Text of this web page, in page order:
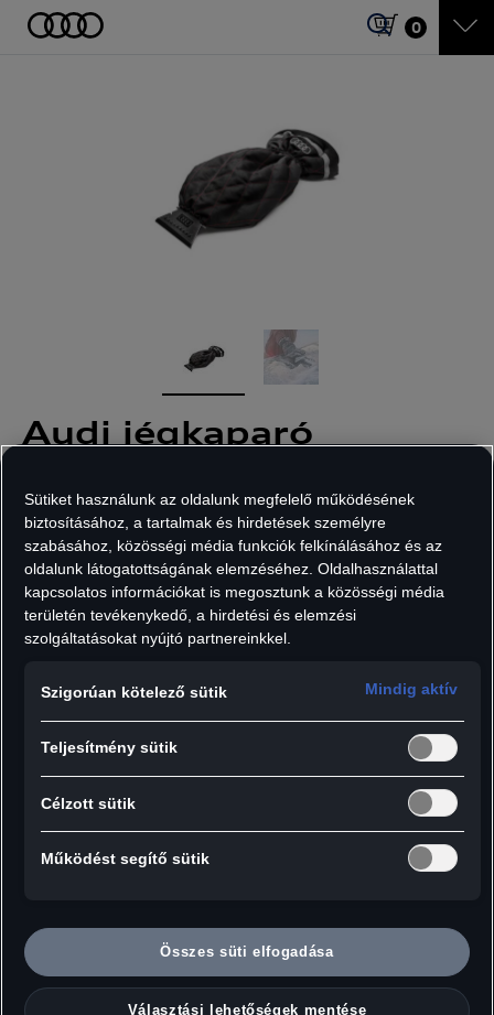
0
Audi jégkaparó
Cikkszám: 80A096010D
5 991Ft
Áfát tartalmaz, szállítási költségek nélkül.
Darab:
Hozzáadás a kosárhoz
A multifunkciós, robosztus, hidegtűrő
polikarbonátból készült jégkaparó hatékony
jégmentessé tételére. A jégmentes ablaktörlő
lapátok biztosítják a tiszta látómezőt . Ennek
érdekében a jégkaparóba egy külön integrált
Sütiket használunk az oldalunk megfelelő működésének
biztosításához, a tartalmak és hirdetések személyre
szabásához, közösségi média funkciók felkínálásához és az
oldalunk látogatottságának elemzéséhez. Oldalhasználattal
kapcsolatos információkat is megosztunk a közösségi média
területén tevékenykedő, a hirdetési és elemzési
szolgáltatásokat nyújtó partnereinkkel.
Szigorúan kötelező sütik Mindig aktív
Teljesítmény sütik
Célzott sütik
Működést segítő sütik
Összes süti elfogadása
Választási lehetőségek mentése